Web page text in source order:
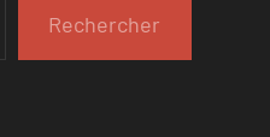
Rechercher